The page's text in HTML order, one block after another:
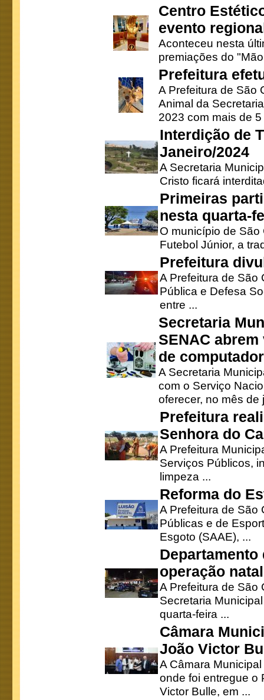
Centro
evento
Aconteceu nesta
premiações do
Prefeitura
A Prefeitura de São
Animal da
2023 com mais de 5
Interdição de
Janeiro/2024
A Secretaria
Cristo ficará
Primeiras
nesta quarta-
O município de
Futebol Júnior, a
Prefeitura
A Prefeitura de São
Pública e Defesa
entre ...
Secretaria
SENAC
de
A Secretaria
com o Serviço
oferecer, no mês de
Prefeitura
Senhora do
A Prefeitura
Serviços Públicos,
limpeza ...
Reforma do
A Prefeitura de São
Públicas e de
Esgoto (SAAE), ...
operação
A Prefeitura de São
Secretaria
quarta-feira ...
Câmara
João Victor
A Câmara
onde foi entregue o
Victor Bulle, em ...